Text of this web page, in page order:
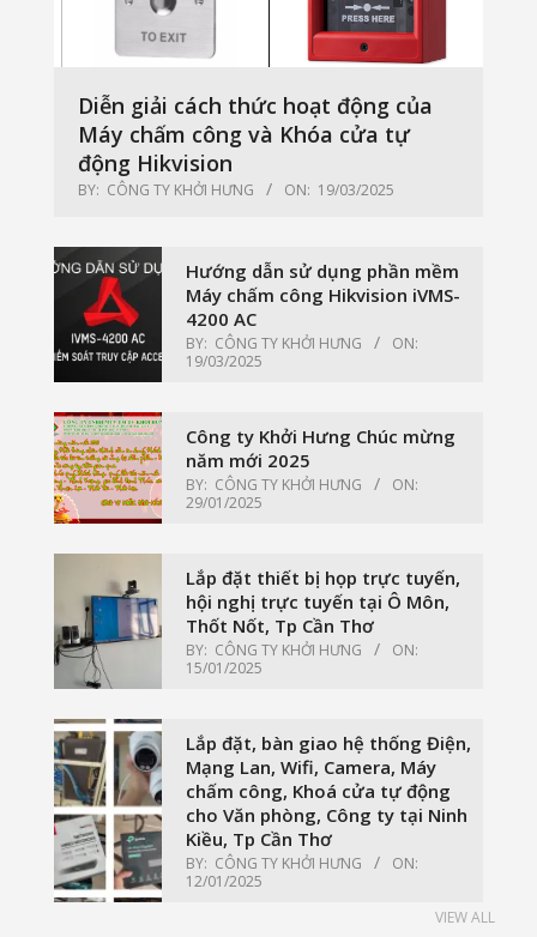
Diễn giải cách thức hoạt động của
Máy chấm công và Khóa cửa tự
động Hikvision
BY: CÔNG TY KHỞI HƯNG ON: 19/03/2025
Hướng dẫn sử dụng phần mềm
Máy chấm công Hikvision iVMS-
4200 AC
BY: CÔNG TY KHỞI HƯNG
ON:
19/03/2025
Công ty Khởi Hưng Chúc mừng
năm mới 2025
BY: CÔNG TY KHỞI HƯNG
ON:
29/01/2025
Lắp đặt thiết bị họp trực tuyến,
hội nghị trực tuyến tại Ô Môn,
Thốt Nốt, Tp Cần Thơ
BY: CÔNG TY KHỞI HƯNG
ON:
15/01/2025
Lắp đặt, bàn giao hệ thống Điện,
Mạng Lan, Wifi, Camera, Máy
chấm công, Khoá cửa tự động
cho Văn phòng, Công ty tại Ninh
Kiều, Tp Cần Thơ
BY: CÔNG TY KHỞI HƯNG
ON:
12/01/2025
VIEW ALL